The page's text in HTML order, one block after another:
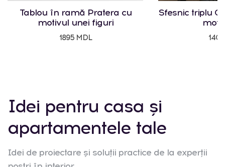
Tablou în ramă Pratera cu
motivul unei figuri
1895 MDL
Sfesnic triplu
Idei pentru casa și
apartamentele tale
Idei de proiectare și soluții practice de la experții